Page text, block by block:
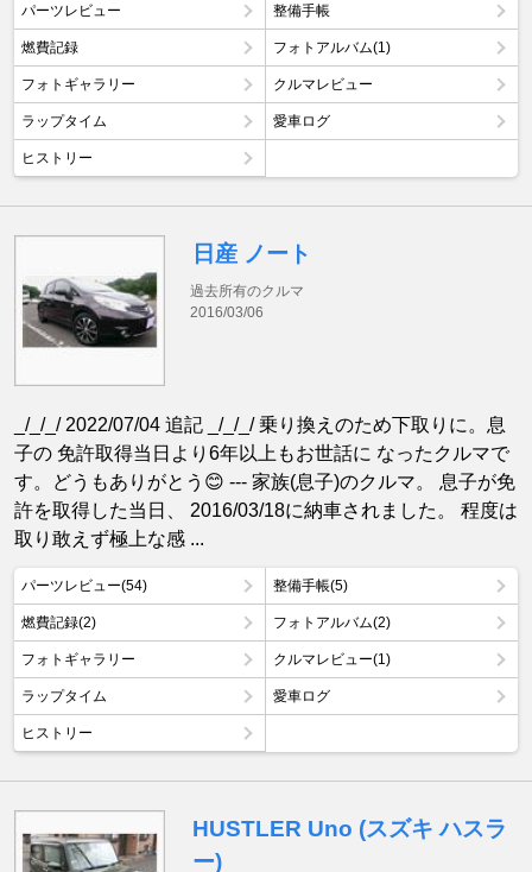
パーツレビュー 整備手帳
燃費記録 フォトアルバム(1)
フォトギャラリー クルマレビュー
ラップタイム 愛車ログ
ヒストリー
日産 ノート
過去所有のクルマ
2016/03/06
_/_/_/ 2022/07/04 追記 _/_/_/ 乗り換えのため下取りに。息
子の 免許取得当日より6年以上もお世話に なったクルマで
す。どうもありがとう😊 --- 家族(息子)のクルマ。 息子が免
許を取得した当日、 2016/03/18に納車されました。 程度は
取り敢えず極上な感 ...
パーツレビュー(54) 整備手帳(5)
燃費記録(2) フォトアルバム(2)
フォトギャラリー クルマレビュー(1)
ラップタイム 愛車ログ
ヒストリー
HUSTLER Uno (スズキ ハスラ
ー)